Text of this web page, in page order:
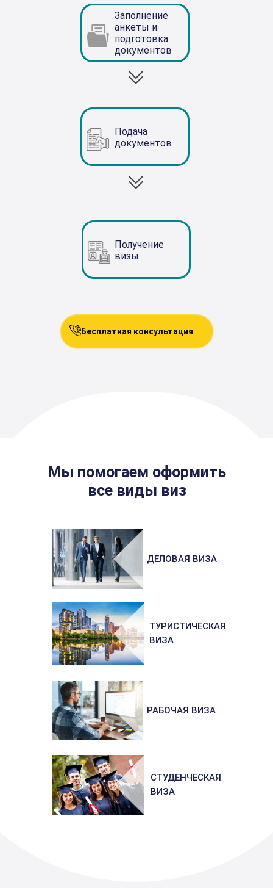
Получение
визы
Подача
документов
Заполнение
анкеты и
подготовка
документов
Бесплатная консультация
ДЕЛОВАЯ ВИЗА
ТУРИСТИЧЕСКАЯ
ВИЗА
РАБОЧАЯ ВИЗА
СТУДЕНЧЕСКАЯ
ВИЗА
Мы помогаем оформить
все виды виз